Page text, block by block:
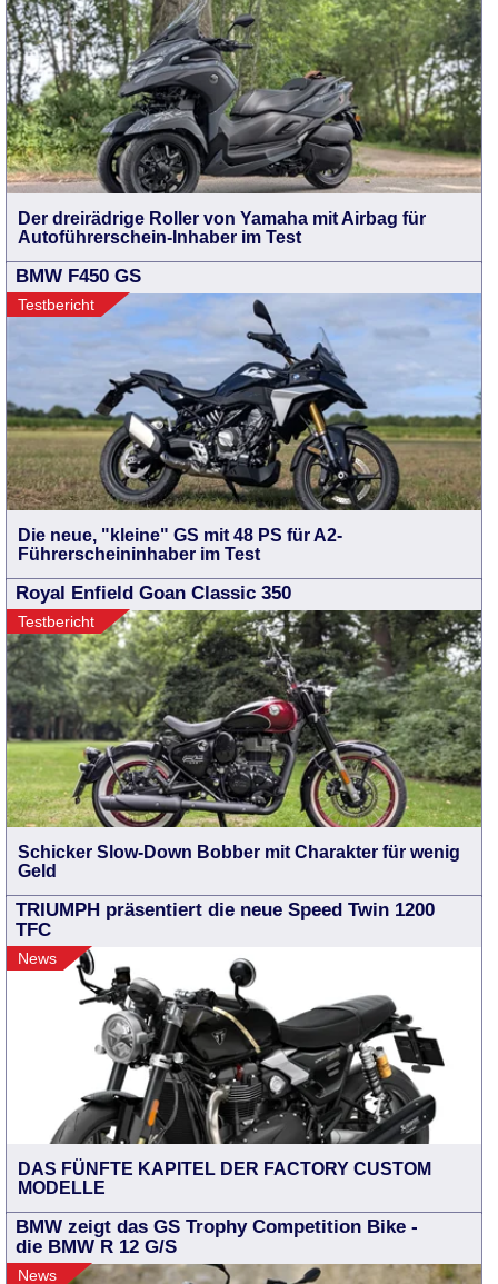
Der dreirädrige Roller von Yamaha mit Airbag für
Autoführerschein-Inhaber im Test
BMW F450 GS
Testbericht
Die neue, "kleine" GS mit 48 PS für A2-
Führerscheininhaber im Test
Royal Enfield Goan Classic 350
Testbericht
Schicker Slow-Down Bobber mit Charakter für wenig
Geld
TRIUMPH präsentiert die neue Speed Twin 1200
TFC
News
DAS FÜNFTE KAPITEL DER FACTORY CUSTOM
MODELLE
BMW zeigt das GS Trophy Competition Bike -
die BMW R 12 G/S
News